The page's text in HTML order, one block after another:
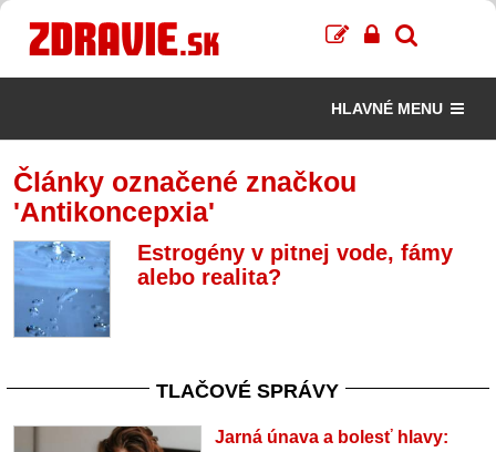
HLAVNÉ MENU
Články označené značkou
'Antikoncepxia'
Estrogény v pitnej vode, fámy
alebo realita?
TLAČOVÉ SPRÁVY
Jarná únava a bolesť hlavy: